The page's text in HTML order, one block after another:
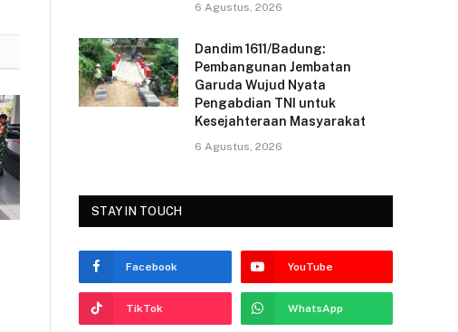
6 Agustus, 2026
Dandim 1611/Badung:
Pembangunan Jembatan
Garuda Wujud Nyata
Pengabdian TNI untuk
Kesejahteraan Masyarakat
6 Agustus, 2026
STAY IN TOUCH
Facebook YouTube
TikTok WhatsApp